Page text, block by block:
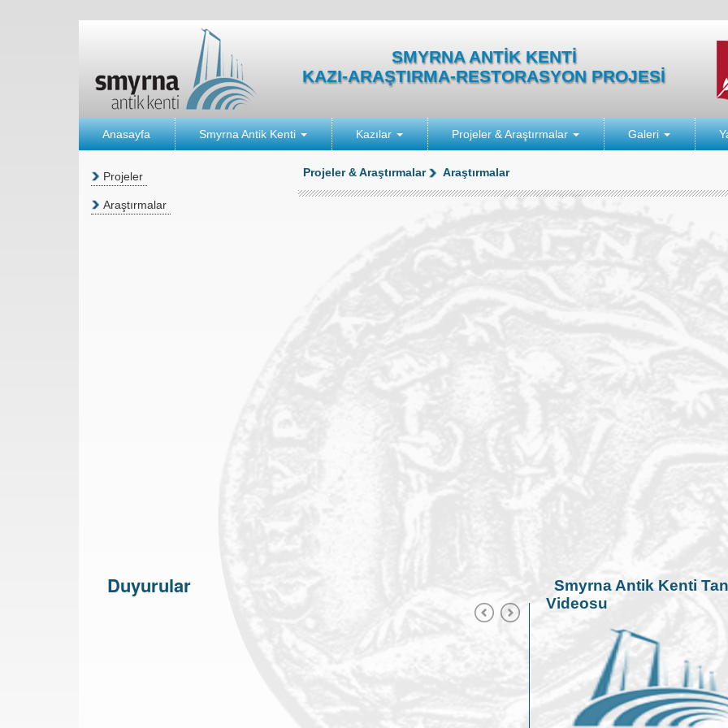
SMYRNA ANTİK KENTİ
KAZI-ARAŞTIRMA-RESTORASYON PROJESİ
Anasayfa Smyrna Antik Kenti Kazılar Projeler & Araştırmalar Galeri
Projeler
Araştırmalar
Projeler & Araştırmalar Araştırmalar
Duyurular
Smyrna Antik Kenti
Videosu